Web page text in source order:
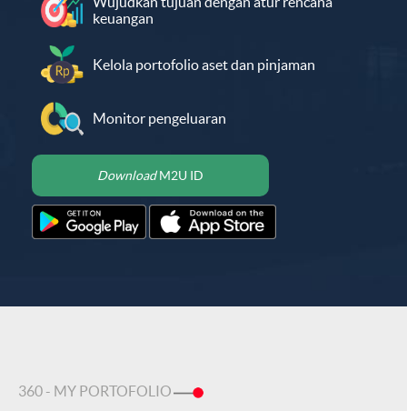
keuangan
Kelola portofolio aset dan pinjaman
Monitor pengeluaran
DownloadM2U ID
360 - MY PORTOFOLIO